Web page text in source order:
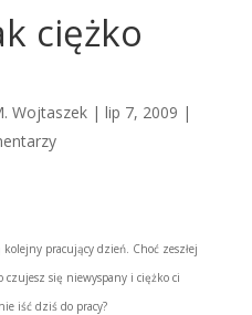
ciężko
Wojtaszek| lip 7, 2009 |
pracujący dzień. Choć zeszłej
czujesz się niewyspany i ciężko ci
iść dziś do pracy?